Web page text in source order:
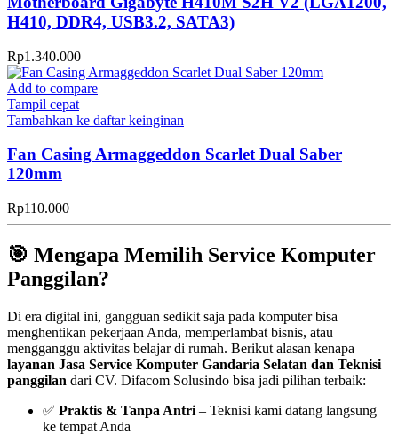
H410, DDR4, USB3.2, SATA3)
Rp1.340.000
Add to compare
Tampil cepat
Tambahkan ke daftar keinginan
Fan Casing Armaggeddon Scarlet Dual Saber
120mm
Rp110.000
🎯 Mengapa Memilih Service Komputer
Panggilan?
Di era digital ini, gangguan sedikit saja pada komputer bisa
menghentikan pekerjaan Anda, memperlambat bisnis, atau
mengganggu aktivitas belajar di rumah. Berikut alasan kenapa
layanan Jasa Service Komputer Gandaria Selatan dan Teknisi
panggilan dari CV. Difacom Solusindo bisa jadi pilihan terbaik:
✅ Praktis & Tanpa Antri – Teknisi kami datang langsung
ke tempat Anda